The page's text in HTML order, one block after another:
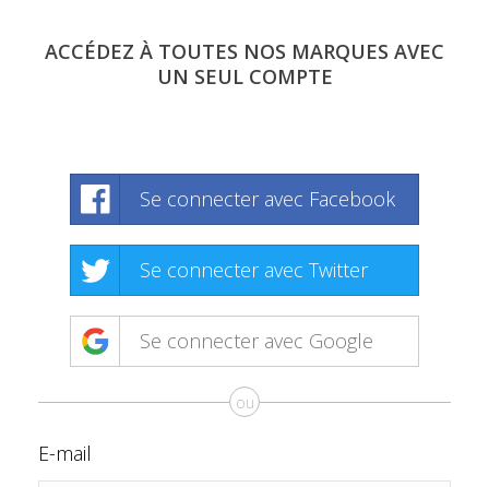
ACCÉDEZ À TOUTES NOS MARQUES AVEC
UN SEUL COMPTE
Se connecter avec Facebook
Se connecter avec Twitter
Se connecter avec Google
ou
E-mail